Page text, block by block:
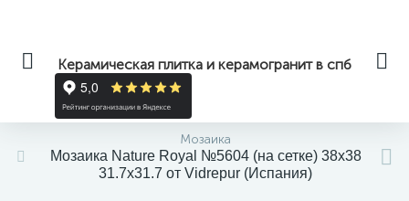
Керамическая плитка и керамогранит в спб
Мозаика
Мозаика Nature Royal №5604 (на сетке) 38x38
31.7x31.7 от Vidrepur (Испания)